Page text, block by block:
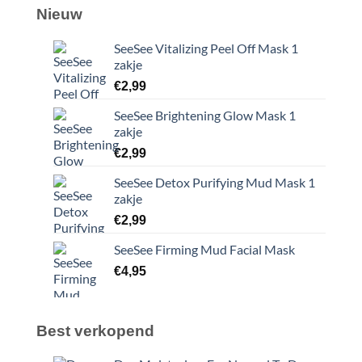
Nieuw
SeeSee Vitalizing Peel Off Mask 1
zakje
€2,99
SeeSee Brightening Glow Mask 1
zakje
€2,99
SeeSee Detox Purifying Mud Mask 1
zakje
€2,99
SeeSee Firming Mud Facial Mask
€4,95
Best verkopend